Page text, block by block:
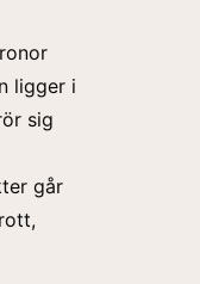
ligger i
sig
går